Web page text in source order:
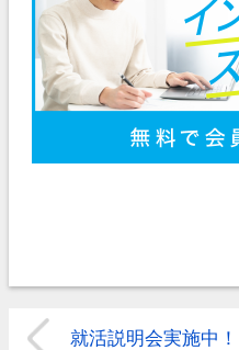
就活説明会実施中！